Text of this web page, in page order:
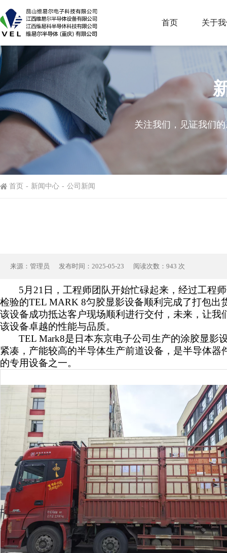
首页 关于
关注我们，见证我们
首页 - 新闻中心 - 公司新闻
来源：管理员 发布时间：2025-05-23 阅读次数：943 次
5月21日，工程师团队开始忙碌起来，经过工程
检验的TEL MARK 8匀胶显影设备顺利完成了打包出
该设备成功抵达客户现场顺利进行交付，未来，让我
该设备卓越的性能与品质。
TEL Mark8是日本东京电子公司生产的涂胶显影
紧凑，产能较高的半导体生产前道设备，是半导体器
的专用设备之一。